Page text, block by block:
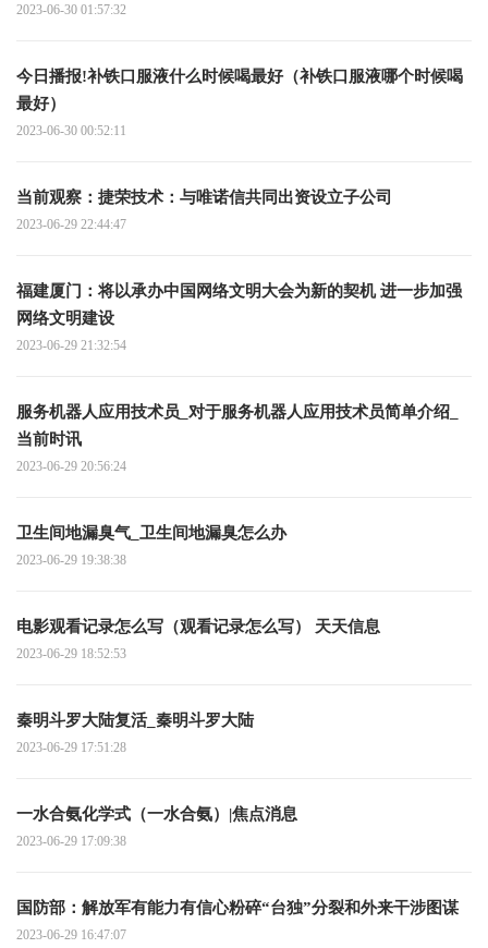
2023-06-30 01:57:32
今日播报!补铁口服液什么时候喝最好（补铁口服液哪个时候喝
最好）
2023-06-30 00:52:11
当前观察：捷荣技术：与唯诺信共同出资设立子公司
2023-06-29 22:44:47
福建厦门：将以承办中国网络文明大会为新的契机 进一步加强
网络文明建设
2023-06-29 21:32:54
服务机器人应用技术员_对于服务机器人应用技术员简单介绍_
当前时讯
2023-06-29 20:56:24
卫生间地漏臭气_卫生间地漏臭怎么办
2023-06-29 19:38:38
电影观看记录怎么写（观看记录怎么写） 天天信息
2023-06-29 18:52:53
秦明斗罗大陆复活_秦明斗罗大陆
2023-06-29 17:51:28
一水合氨化学式（一水合氨）|焦点消息
2023-06-29 17:09:38
国防部：解放军有能力有信心粉碎“台独”分裂和外来干涉图谋
2023-06-29 16:47:07